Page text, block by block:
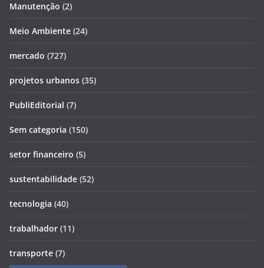
Manutenção (2)
Meio Ambiente (24)
mercado (727)
projetos urbanos (35)
PubliEditorial (7)
Sem categoria (150)
setor financeiro (5)
sustentabilidade (52)
tecnologia (40)
trabalhador (11)
transporte (7)